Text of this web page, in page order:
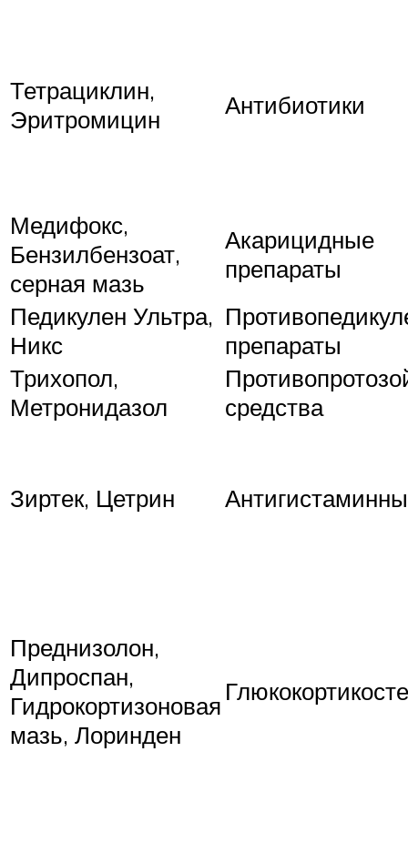
Тетрациклин,
Эритромицин
Антибиотики
Медифокс,
Бензилбензоат,
серная мазь
Акарицидные
препараты
Педикулен Ультра,
Никс
препараты
Трихопол,
Метронидазол
средства
Зиртек, Цетрин
Преднизолон,
Дипроспан,
Гидрокортизоновая
мазь, Лоринден